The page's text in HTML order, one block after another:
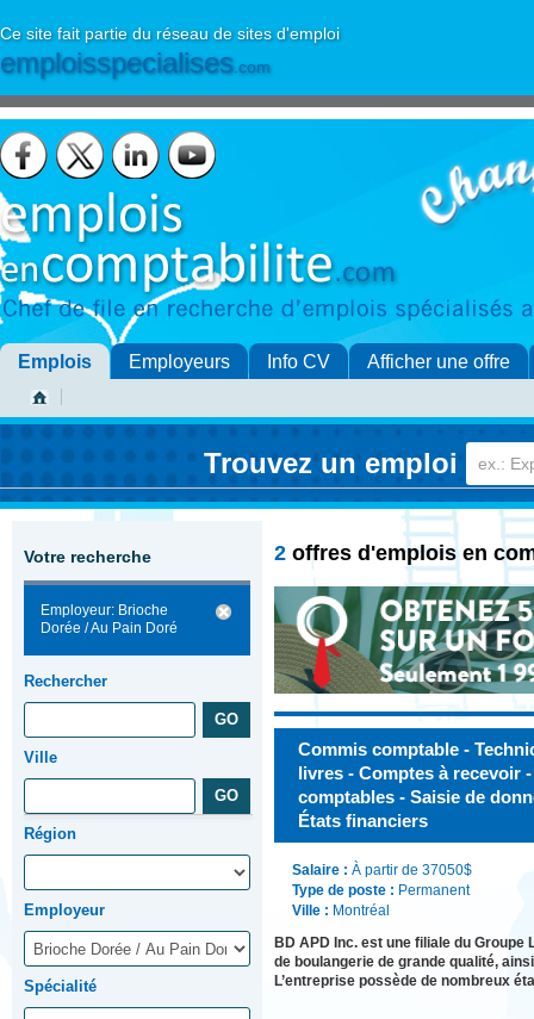
Ce site fait partie du réseau de sites d'emploi
emploisspecialises.com
Emplois Employeurs Info CV Afficher une offre
Trouvez un emploi
Votre recherche
Employeur: Brioche
Dorée / Au Pain Doré
Rechercher
Ville
Région
Employeur
Spécialité
2 offres d'emplois en
Commis comptable -
livres - Comptes à recevoir
comptables - Saisie de
États financiers
Salaire : À partir de 37050$
Type de poste : Permanent
Ville : Montréal
BD APD Inc. est une filiale du
de boulangerie de grande qualité,
L’entreprise possède de nombreux